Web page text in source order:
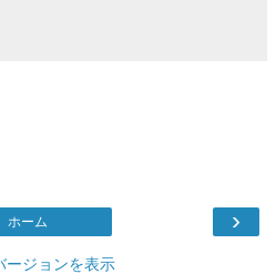
›
ホーム
ージョンを表示